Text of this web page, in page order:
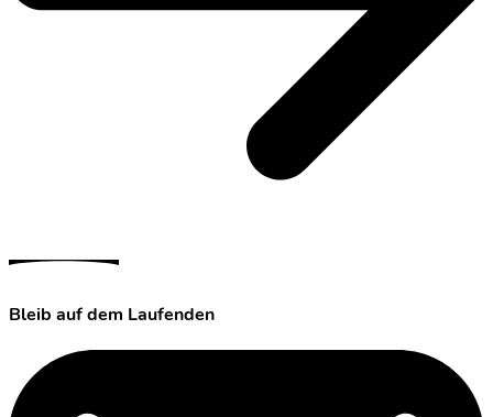
Bleib auf dem Laufenden